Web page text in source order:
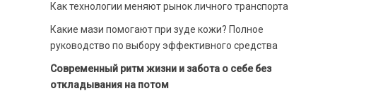
Как технологии меняют рынок личного транспорта
Какие мази помогают при зуде кожи? Полное
руководство по выбору эффективного средства
Современный ритм жизни и забота о себе без
откладывания на потом